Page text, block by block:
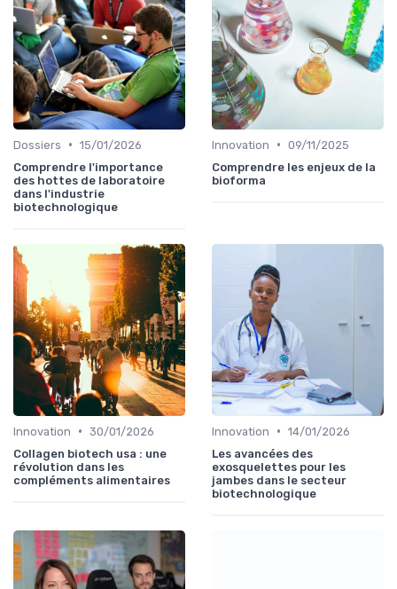
Dossiers • 15/01/2026
Comprendre l'importance
des hottes de laboratoire
dans l'industrie
biotechnologique
Innovation • 09/11/2025
Comprendre les enjeux de la
bioforma
Innovation • 30/01/2026
Collagen biotech usa : une
révolution dans les
compléments alimentaires
Innovation • 14/01/2026
Les avancées des
exosquelettes pour les
jambes dans le secteur
biotechnologique